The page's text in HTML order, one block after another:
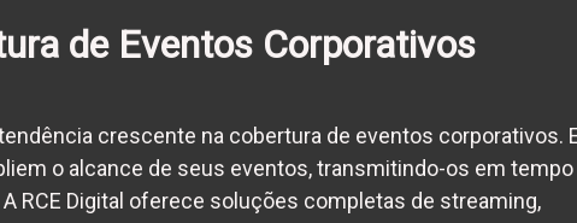
de Eventos Corporativos
crescente na cobertura de eventos corporativos.
o alcance de seus eventos, transmitindo-os em tempo
RCE Digital oferece soluções completas de streaming,